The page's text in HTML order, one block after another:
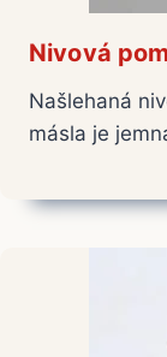
Nivová
Našlehaná
másla je